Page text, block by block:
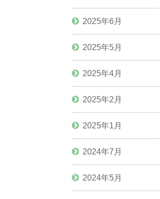
2025年6月
2025年5月
2025年4月
2025年2月
2025年1月
2024年7月
2024年5月